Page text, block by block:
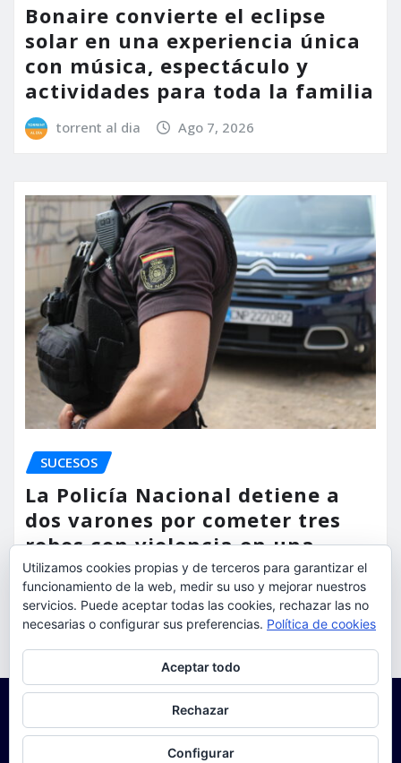
Bonaire convierte el eclipse
solar en una experiencia única
con música, espectáculo y
actividades para toda la familia
torrent al dia Ago 7, 2026
SUCESOS
La Policía Nacional detiene a
dos varones por cometer tres
robos con violencia en una
misma mañana
torrent al dia Ago 7, 2026
Utilizamos cookies propias y de terceros para garantizar el
funcionamiento de la web, medir su uso y mejorar nuestros
servicios. Puede aceptar todas las cookies, rechazar las no
necesarias o configurar sus preferencias. Política de cookies
Aceptar todo
Rechazar
Configurar
Para obtener más información, incluido cómo gestionar las cookies,